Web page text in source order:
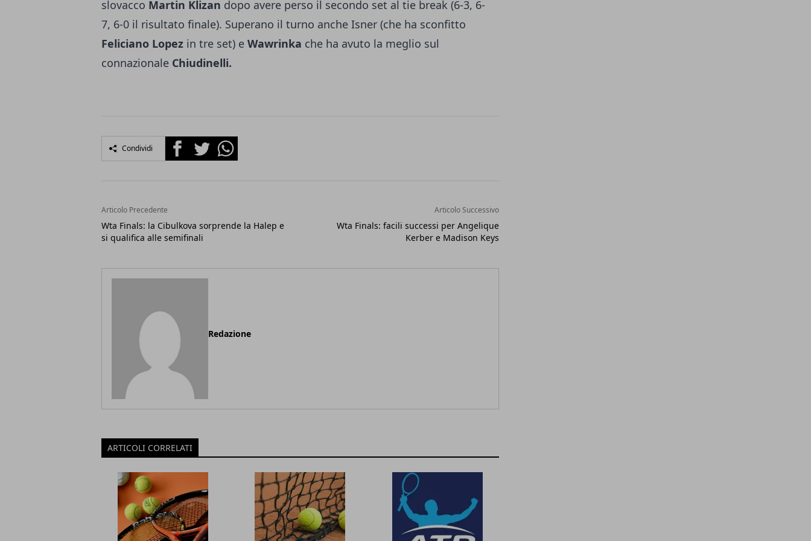
slovacco Martin Klizan dopo avere perso il secondo set al tie break (6-3, 6-
7, 6-0 il risultato finale). Superano il turno anche Isner (che ha sconfitto
Feliciano Lopez in tre set) e Wawrinka che ha avuto la meglio sul
connazionale Chiudinelli.
Condividi FacebookTwitterWhatsapp
Articolo Precedente
Wta Finals: la Cibulkova sorprende la Halep e
si qualifica alle semifinali
Articolo Successivo
Wta Finals: facili successi per Angelique
Kerber e Madison Keys
Redazione
ARTICOLI CORRELATI